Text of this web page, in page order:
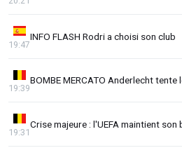
INFO FLASH Rodri a choisi son club
19:47
BOMBE MERCATO Anderlecht tente
19:39
Crise majeure : l'UEFA maintient
19:31